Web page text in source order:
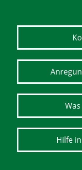
Hilfe